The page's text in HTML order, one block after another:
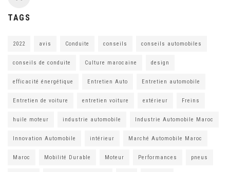
TAGS
2022 avis Conduite conseils conseils automobiles
conseils de conduite Culture marocaine design
efficacité énergétique Entretien Auto Entretien automobile
Entretien de voiture entretien voiture extérieur Freins
huile moteur industrie automobile Industrie Automobile Maroc
Innovation Automobile intérieur Marché Automobile Maroc
Maroc Mobilité Durable Moteur Performances pneus